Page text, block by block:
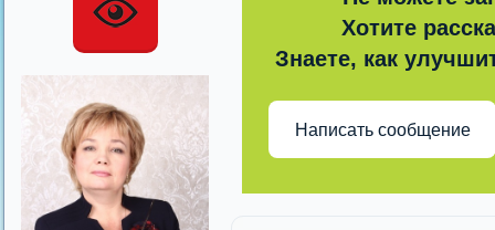
Хотите
Знаете, как
Написать сообщение